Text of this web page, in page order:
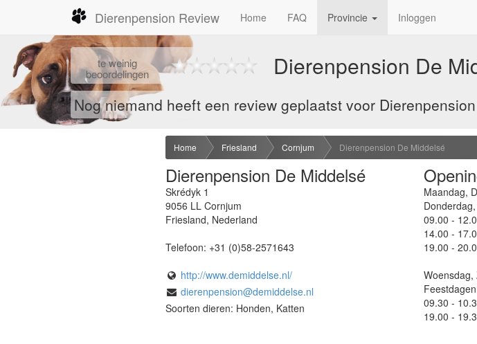
Dierenpension Review Home FAQ Provincie Inloggen
teweinig
beoordelingen Dierenpension De
Nog niemand heeft een review geplaatst voor
Home Friesland Cornjum Dierenpension De Middelsé
Dierenpension De Middelsé
Skrédyk 1
9056 LL Cornjum
Friesland, Nederland
Telefoon: +31 (0)58-2571643
http://www.demiddelse.nl/
dierenpension@demiddelse.nl
Soorten dieren: Honden, Katten
Maandag,
09.00 -
14.00 -
19.00 -
Woensdag,
09.30 -
19.00 -